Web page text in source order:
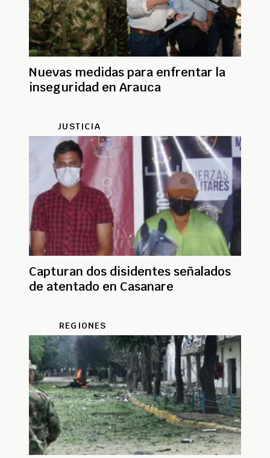
Nuevas medidas para enfrentar la
inseguridad en Arauca
JUSTICIA
Capturan dos disidentes señalados
de atentado en Casanare
REGIONES